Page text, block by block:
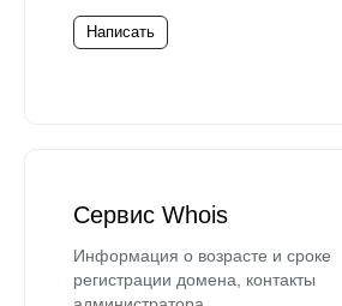
Написать
Сервис Whois
Информация о возрасте и сроке
регистрации домена, контакты